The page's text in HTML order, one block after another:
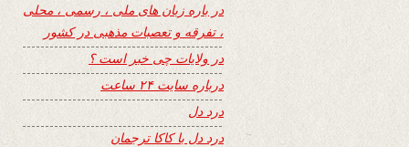
در باره زبان های ملی ، رسمی ، محلی
، تفرقه و تعصبات مذهبی در کشور
در ولایات چی خبر است ؟
درباره سایت ۲۴ ساعت
درد دل
درد دل با کاکا ترجمان